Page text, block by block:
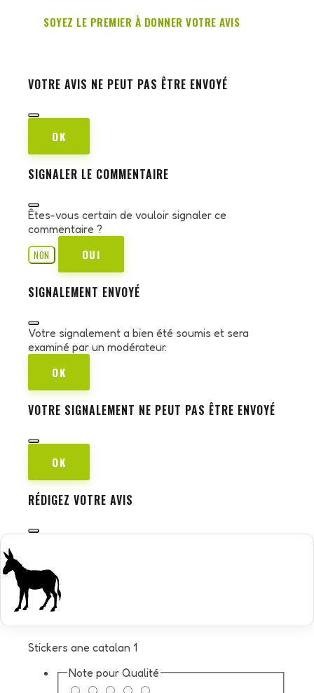
SOYEZ LE PREMIER À DONNER VOTRE AVIS
VOTRE AVIS NE PEUT PAS ÊTRE ENVOYÉ
OK
SIGNALER LE COMMENTAIRE
Êtes-vous certain de vouloir signaler ce
commentaire ?
NON
OUI
SIGNALEMENT ENVOYÉ
Votre signalement a bien été soumis et sera
examiné par un modérateur.
OK
VOTRE SIGNALEMENT NE PEUT PAS ÊTRE ENVOYÉ
OK
RÉDIGEZ VOTRE AVIS
Stickers ane catalan 1
Note pour Qualité